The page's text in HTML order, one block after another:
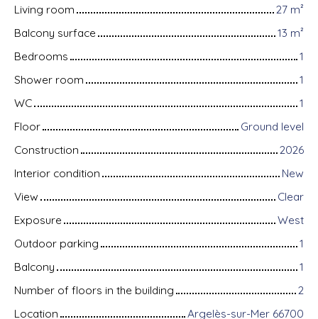
Living room
27 m²
Balcony surface
13 m²
Bedrooms
1
Shower room
1
WC
1
Floor
Ground level
Construction
2026
Interior condition
New
View
Clear
Exposure
West
Outdoor parking
1
Balcony
1
Number of floors in the building
2
Location
Argelès-sur-Mer 66700